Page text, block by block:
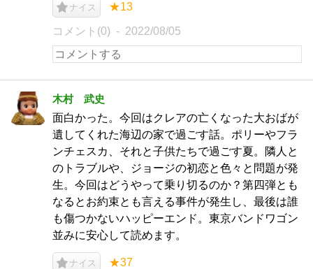
ナイス ★13
コメント(0) 2022/08/05
木村 武史
面白かった。今回はクレアの亡くなった大おばが
遺してくれた海辺の家で過ごす話。ポリーやフラ
ンチェスカ、それと子供たちで過ごす夏。隣人と
のトラブルや、ジョージの初恋と色々と問題が発
生。今回はどうやって乗り切るのか？第四弾とも
なるとお約束とも言える事件が発生し、最後は誰
も傷つかないハッピーエンド。東京バンドワゴン
並みに安心して読めます。
ナイス ★37